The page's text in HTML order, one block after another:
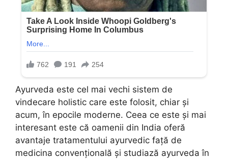
Ayurveda este cel mai vechi sistem de
vindecare holistic care este folosit, chiar și
acum, în epocile moderne. Ceea ce este și mai
interesant este că oamenii din India oferă
avantaje tratamentului ayurvedic față de
medicina convențională și studiază ayurveda în